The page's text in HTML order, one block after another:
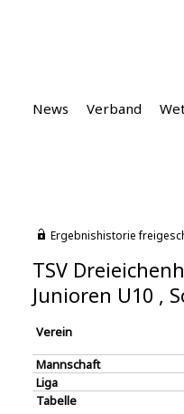
News Verband
Ergebnishistorie
TSV
Junioren U10 ,
Verein
Mannschaft
Liga
Tabelle